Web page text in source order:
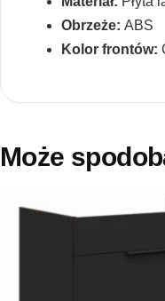
Obrzeże: ABS
Kolor frontów:
Może